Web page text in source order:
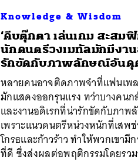
Knowledge & Wisdom
‘คีบตุ๊กตา เล่นเกม สะสมฟิ
นักดนตรีวงเมทัลมักมีงา
รักขัดกับภาพลักษณ์อันดุ
หลายคนอาจติดภาพจำที่แฟนเพ
มักแสดงออกรุนแรง ทว่าบางคน
และงานอดิเรกที่น่ารักขัดกับภา
เพราะแนวดนตรีหน่วงหนักที่เสพ
โกรธและก้าวร้าว ทำให้พวกเขา
ที่ดี ซึ่งส่งผลต่อพฤติกรรมโดยรว